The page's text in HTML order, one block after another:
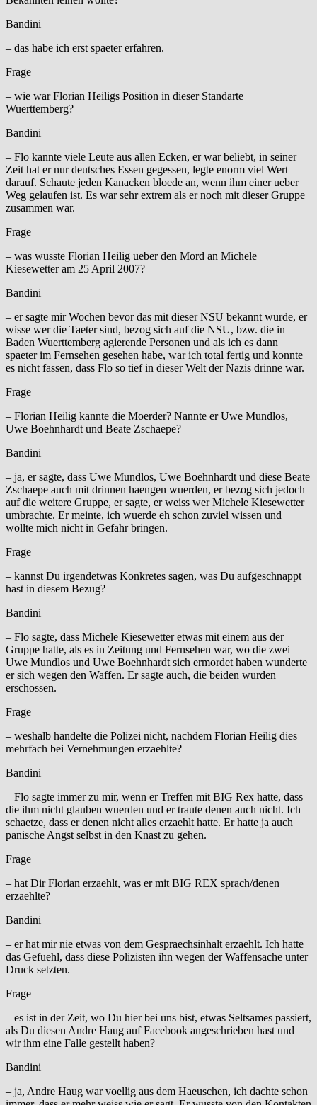
Bandini
– das habe ich erst spaeter erfahren.
Frage
– wie war Florian Heiligs Position in dieser Standarte
Wuerttemberg?
Bandini
– Flo kannte viele Leute aus allen Ecken, er war beliebt, in seiner
Zeit hat er nur deutsches Essen gegessen, legte enorm viel Wert
darauf. Schaute jeden Kanacken bloede an, wenn ihm einer ueber
Weg gelaufen ist. Es war sehr extrem als er noch mit dieser Gruppe
zusammen war.
Frage
– was wusste Florian Heilig ueber den Mord an Michele
Kiesewetter am 25 April 2007?
Bandini
– er sagte mir Wochen bevor das mit dieser NSU bekannt wurde, er
wisse wer die Taeter sind, bezog sich auf die NSU, bzw. die in
Baden Wuerttemberg agierende Personen und als ich es dann
spaeter im Fernsehen gesehen habe, war ich total fertig und konnte
es nicht fassen, dass Flo so tief in dieser Welt der Nazis drinne war.
Frage
– Florian Heilig kannte die Moerder? Nannte er Uwe Mundlos,
Uwe Boehnhardt und Beate Zschaepe?
Bandini
– ja, er sagte, dass Uwe Mundlos, Uwe Boehnhardt und diese Beate
Zschaepe auch mit drinnen haengen wuerden, er bezog sich jedoch
auf die weitere Gruppe, er sagte, er weiss wer Michele Kiesewetter
umbrachte. Er meinte, ich wuerde eh schon zuviel wissen und
wollte mich nicht in Gefahr bringen.
Frage
– kannst Du irgendetwas Konkretes sagen, was Du aufgeschnappt
hast in diesem Bezug?
Bandini
– Flo sagte, dass Michele Kiesewetter etwas mit einem aus der
Gruppe hatte, als es in Zeitung und Fernsehen war, wo die zwei
Uwe Mundlos und Uwe Boehnhardt sich ermordet haben wunderte
er sich wegen den Waffen. Er sagte auch, die beiden wurden
erschossen.
Frage
– weshalb handelte die Polizei nicht, nachdem Florian Heilig dies
mehrfach bei Vernehmungen erzaehlte?
Bandini
– Flo sagte immer zu mir, wenn er Treffen mit BIG Rex hatte, dass
die ihm nicht glauben wuerden und er traute denen auch nicht. Ich
schaetze, dass er denen nicht alles erzaehlt hatte. Er hatte ja auch
panische Angst selbst in den Knast zu gehen.
Frage
– hat Dir Florian erzaehlt, was er mit BIG REX sprach/denen
erzaehlte?
Bandini
– er hat mir nie etwas von dem Gespraechsinhalt erzaehlt. Ich hatte
das Gefuehl, dass diese Polizisten ihn wegen der Waffensache unter
Druck setzten.
Frage
– es ist in der Zeit, wo Du hier bei uns bist, etwas Seltsames passiert,
als Du diesen Andre Haug auf Facebook angeschrieben hast und
wir ihm eine Falle gestellt haben?
Bandini
– ja, Andre Haug war voellig aus dem Haeuschen, ich dachte schon